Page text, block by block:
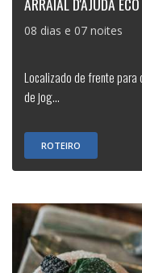
ARRAIAL D'AJUDA
08 dias e 07 noites
Localizado de frente para
de jog...
ROTEIRO